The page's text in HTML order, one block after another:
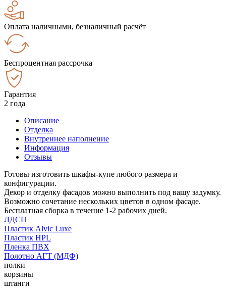
Оплата наличными, безналичный расчёт
Беспроцентная рассрочка
Гарантия
2 года
Описание
Отделка
Внутреннее наполнение
Информация
Отзывы
Готовы изготовить шкафы-купе любого размера и
конфигурации.
Декор и отделку фасадов можно выполнить под вашу задумку.
Возможно сочетание нескольких цветов в одном фасаде.
Бесплатная сборка в течение 1-2 рабочих дней.
ЛДСП
Пластик Alvic Luxe
Пластик HPL
Пленка ПВХ
Полотно АГТ (МДФ)
полки
корзины
штанги